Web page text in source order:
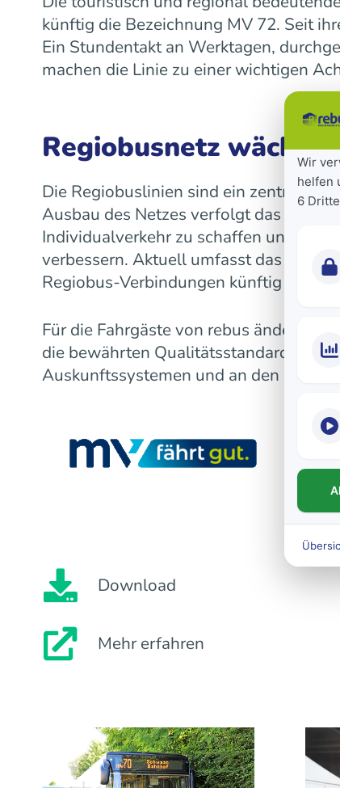
künftig die Bezeichnung MV 72. Seit
Ein Stundentakt an Werktagen,
machen die Linie zu einer wichtigen
Regiobusnetz
Die Regiobuslinien sind ein zentraler
Ausbau des Netzes verfolgt das Land
Individualverkehr zu schaffen und die
verbessern. Aktuell umfasst das
Regiobus-Verbindungen künftig auf
Für die Fahrgäste von rebus ändert
die bewährten Qualitätsstandards
Auskunftssystemen und an den
Download
Mehr erfahren
Wir
helfen
6